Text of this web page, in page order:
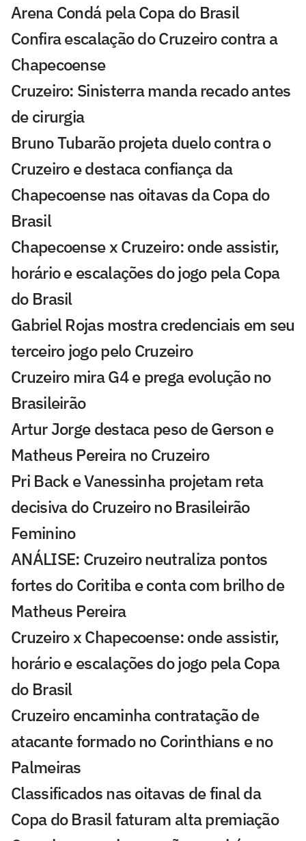
Arena Condá pela Copa do Brasil
Confira escalação do Cruzeiro contra a
Chapecoense
Cruzeiro: Sinisterra manda recado antes
de cirurgia
Bruno Tubarão projeta duelo contra o
Cruzeiro e destaca confiança da
Chapecoense nas oitavas da Copa do
Brasil
Chapecoense x Cruzeiro: onde assistir,
horário e escalações do jogo pela Copa
do Brasil
Gabriel Rojas mostra credenciais em seu
terceiro jogo pelo Cruzeiro
Cruzeiro mira G4 e prega evolução no
Brasileirão
Artur Jorge destaca peso de Gerson e
Matheus Pereira no Cruzeiro
Pri Back e Vanessinha projetam reta
decisiva do Cruzeiro no Brasileirão
Feminino
ANÁLISE: Cruzeiro neutraliza pontos
fortes do Coritiba e conta com brilho de
Matheus Pereira
Cruzeiro x Chapecoense: onde assistir,
horário e escalações do jogo pela Copa
do Brasil
Cruzeiro encaminha contratação de
atacante formado no Corinthians e no
Palmeiras
Classificados nas oitavas de final da
Copa do Brasil faturam alta premiação